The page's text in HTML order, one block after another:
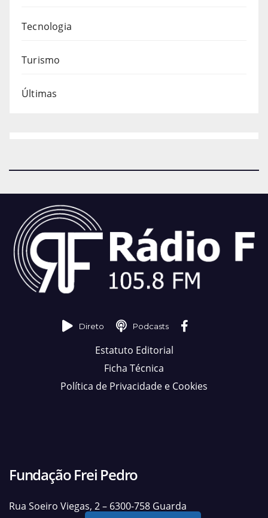
Tecnologia
Turismo
Últimas
Direto Podcasts
Estatuto Editorial
Ficha Técnica
Política de Privacidade e Cookies
Fundação Frei Pedro
Rua Soeiro Viegas, 2 – 6300-758 Guarda